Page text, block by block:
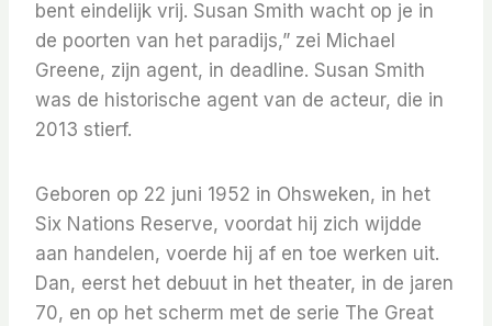
bent eindelijk vrij. Susan Smith wacht op je in
de poorten van het paradijs,” zei Michael
Greene, zijn agent, in deadline. Susan Smith
was de historische agent van de acteur, die in
2013 stierf.
Geboren op 22 juni 1952 in Ohsweken, in het
Six Nations Reserve, voordat hij zich wijdde
aan handelen, voerde hij af en toe werken uit.
Dan, eerst het debuut in het theater, in de jaren
70, en op het scherm met de serie The Great